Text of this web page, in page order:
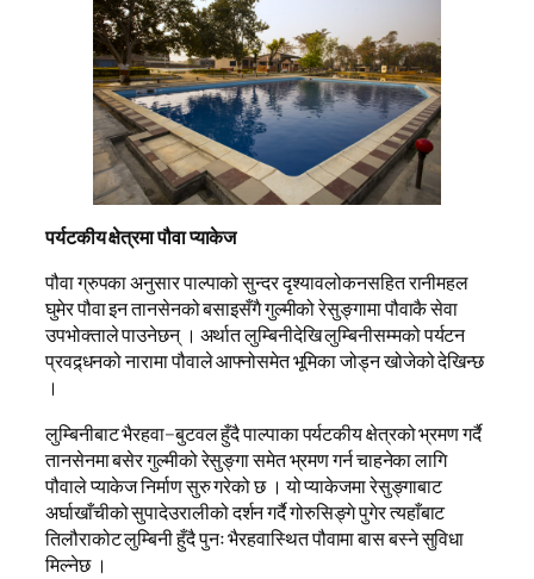
पर्यटकीय क्षेत्रमा पौवा प्याकेज
पौवा ग्रुपका अनुसार पाल्पाको सुन्दर दृश्यावलोकनसहित रानीमहल
घुमेर पौवा इन तानसेनको बसाइसँगै गुल्मीको रेसुङ्गामा पौवाकै सेवा
उपभोक्ताले पाउनेछन् । अर्थात लुम्बिनीदेखि लुम्बिनीसम्मको पर्यटन
प्रवद्र्धनको नारामा पौवाले आफ्नोसमेत भूमिका जोड्न खोजेको देखिन्छ
।
लुम्बिनीबाट भैरहवा–बुटवल हुँदै पाल्पाका पर्यटकीय क्षेत्रको भ्रमण गर्दै
तानसेनमा बसेर गुल्मीको रेसुङ्गा समेत भ्रमण गर्न चाहनेका लागि
पौवाले प्याकेज निर्माण सुरु गरेको छ । यो प्याकेजमा रेसुङ्गाबाट
अर्घाखाँचीको सुपादेउरालीको दर्शन गर्दै गोरुसिङ्गे पुगेर त्यहाँबाट
तिलौराकोट लुम्बिनी हुँदै पुनः भैरहवास्थित पौवामा बास बस्ने सुविधा
मिल्नेछ ।